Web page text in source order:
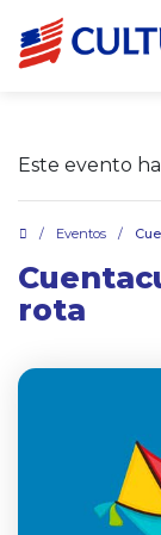
Este evento
/ Eventos /
rota